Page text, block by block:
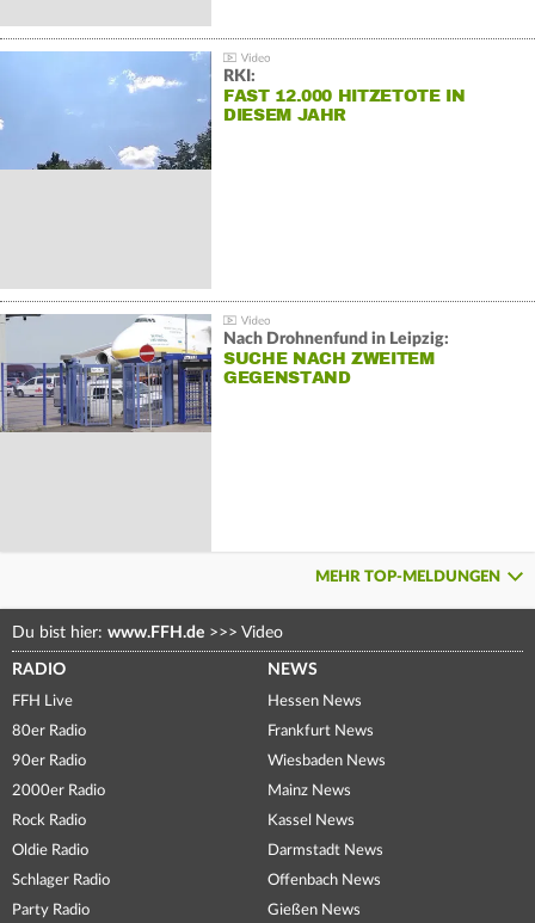
RKI:
FAST 12.000 HITZETOTE IN
DIESEM JAHR
Nach Drohnenfund in Leipzig:
SUCHE NACH ZWEITEM
GEGENSTAND
MEHR TOP-MELDUNGEN
Du bist hier: www.FFH.de >>> Video
RADIO
FFH Live
80er Radio
90er Radio
2000er Radio
Rock Radio
Oldie Radio
Schlager Radio
Party Radio
NEWS
Hessen News
Frankfurt News
Wiesbaden News
Mainz News
Kassel News
Darmstadt News
Offenbach News
Gießen News